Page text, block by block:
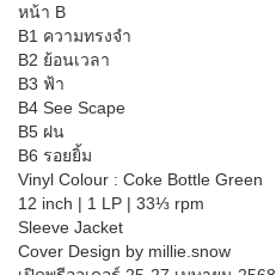
หน้า B
B1 ความทรงจำ
B2 ย้อนเวลา
B3 ฟ้า
B4 See Scape
B5 ฝน
B6 รอยยิ้ม
Vinyl Colour : Coke Bottle Green
12 inch | 1 LP | 33⅓ rpm
Sleeve Jacket
Cover Design by millie.snow